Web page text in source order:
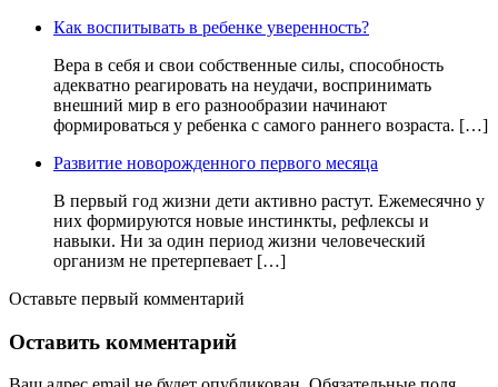
Как воспитывать в ребенке уверенность?
Вера в себя и свои собственные силы, способность
адекватно реагировать на неудачи, воспринимать
внешний мир в его разнообразии начинают
формироваться у ребенка с самого раннего возраста. […]
Развитие новорожденного первого месяца
В первый год жизни дети активно растут. Ежемесячно у
них формируются новые инстинкты, рефлексы и
навыки. Ни за один период жизни человеческий
организм не претерпевает […]
Оставьте первый комментарий
Оставить комментарий